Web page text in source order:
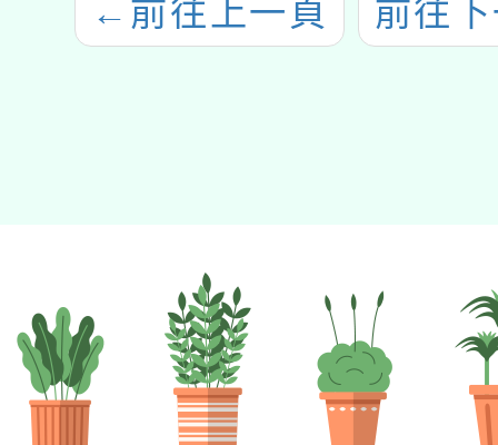
← 前往上一頁 前往